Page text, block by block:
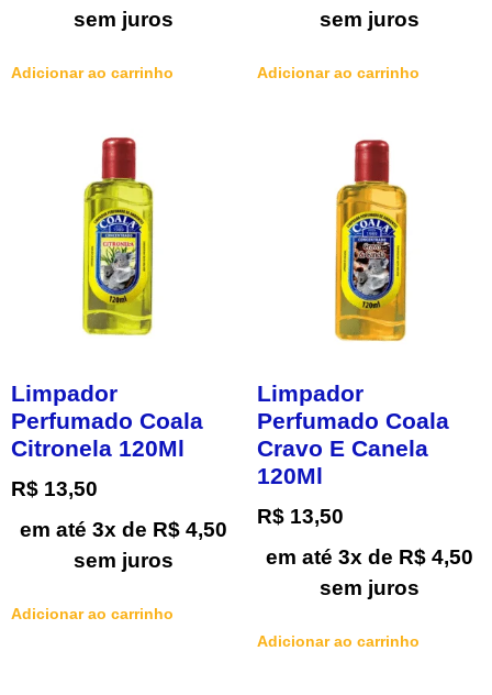
sem juros
Adicionar ao carrinho
sem juros
Adicionar ao carrinho
Limpador
Perfumado Coala
Citronela 120Ml
R$ 13,50
em até 3x de R$4,50
sem juros
Adicionar ao carrinho
Limpador
Perfumado Coala
Cravo E Canela
120Ml
R$ 13,50
em até 3x de R$4,50
sem juros
Adicionar ao carrinho